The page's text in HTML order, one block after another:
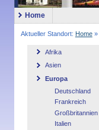
Home
Aktueller Standort: Home»
Afrika
Asien
Europa
Deutschland
Frankreich
Großbritannien
Italien